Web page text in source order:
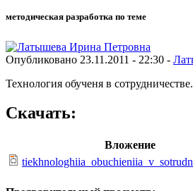
методическая разработка по теме
Опубликовано 23.11.2011 - 22:30 -
Технология обученя в
Скачать:
Вложение